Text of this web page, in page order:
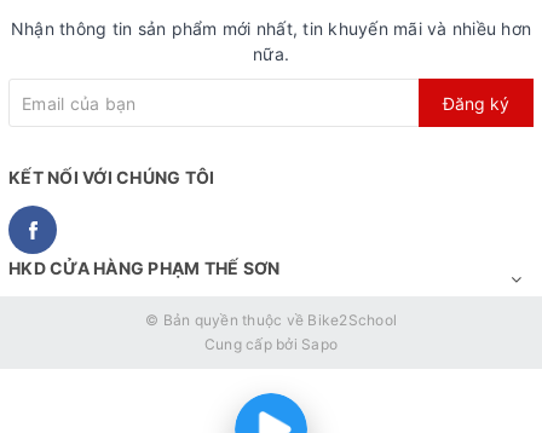
Nhận thông tin sản phẩm mới nhất, tin khuyến mãi và nhiều hơn
nữa.
Đăng ký
KẾT NỐI VỚI CHÚNG TÔI
HKD CỬA HÀNG PHẠM THẾ SƠN
© Bản quyền thuộc về Bike2School
Cung cấp bởi Sapo